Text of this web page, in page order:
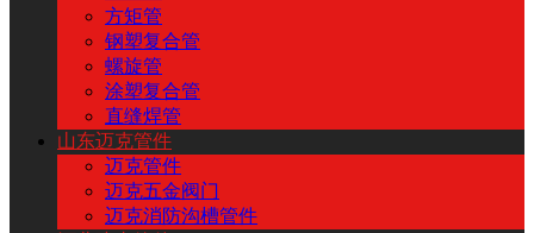
方矩管
钢塑复合管
螺旋管
涂塑复合管
直缝焊管
山东迈克管件
迈克管件
迈克五金阀门
迈克消防沟槽管件